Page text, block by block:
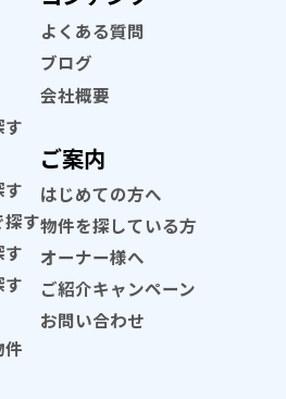
す
す
探す
す
す
件
よくある質問
ブログ
会社概要
ご案内
はじめての方へ
物件を探している方
オーナー様へ
ご紹介キャンペーン
お問い合わせ